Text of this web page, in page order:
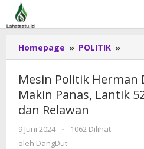
Lewati
konten
Homepage » POLITIK »
Cik
Mesin Politik Herman
Makin Panas, Lantik
dan Relawan
9 Juni 2024
oleh
DangDut
-
1062 Dilihat
oleh DangDut